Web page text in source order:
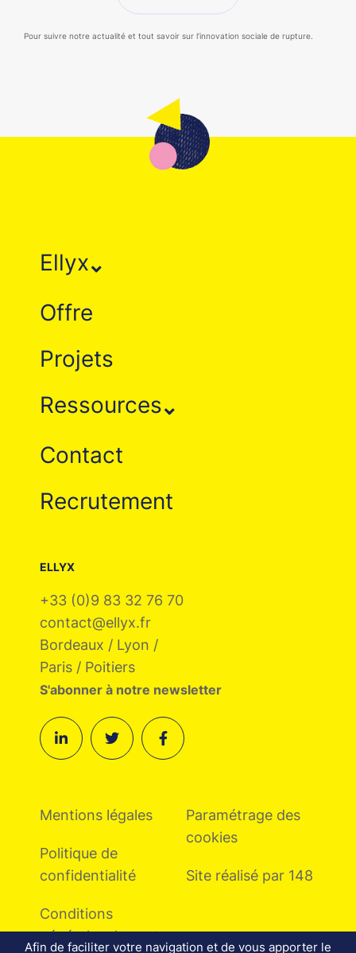
Pour suivre notre actualité et tout savoir sur l’innovation sociale de rupture.
ELLYX
+33 (0)9 83 32 76 70
contact@ellyx.fr
Bordeaux / Lyon /
Paris / Poitiers
S'abonner à notre newsletter
Mentions légales
Politique de
confidentialité
Conditions
générales de vente
Paramétrage des
cookies
Site réalisé par 148
Ellyx
Offre
Projets
Ressources
Contact
Recrutement
Afin de faciliter votre navigation et de vous apporter le